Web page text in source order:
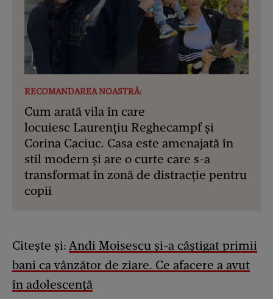
RECOMANDAREA NOASTRĂ:
Cum arată vila în care
locuiesc Laurențiu Reghecampf și
Corina Caciuc. Casa este amenajată în
stil modern și are o curte care s-a
transformat în zonă de distracție pentru
copii
Citește și: Andi Moisescu și-a câștigat primii
bani ca vânzător de ziare. Ce afacere a avut
în adolescență